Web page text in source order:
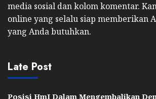
media sosial dan kolom komentar.
online yang selalu siap memberikan
yang Anda butuhkan.
Late Post
Posisi HmI Dalam Mengembalikan